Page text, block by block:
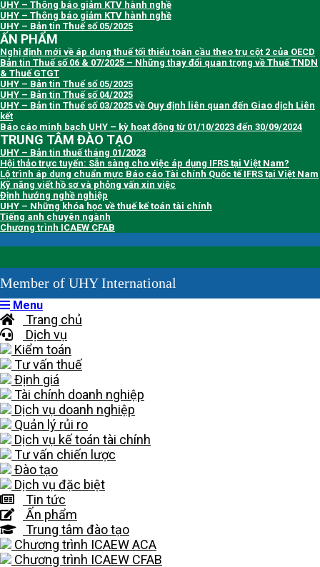
UHY – Thông báo giảm KTV hành nghề
UHY – Thông báo giảm KTV hành nghề
UHY – Bản tin Thuế số 05/2025
ẤN PHẨM
Nghị định mới về áp dụng thuế tối thiểu toàn cầu theo trụ cột 2 của OECD
Bản tin Thuế số 06 & 07/2025 – Những thay đổi quan trọng về Thuế TNDN
& Thuế GTGT
UHY – Bản tin Thuế số 05/2025
UHY – Bản tin Thuế số 04/2025
UHY – Bản tin Thuế số 03/2025 về Quy định liên quan đến Giao dịch Liên
kết
Báo cáo minh bạch UHY – kỳ hoạt động từ 01/10/2023 đến 30/09/2024
TRUNG TÂM ĐÀO TẠO
UHY – Bản tin thuế tháng 01/2023
Hội thảo trực tuyến: Sẵn sàng cho việc áp dụng IFRS tại Việt Nam?
Lộ trình áp dụng chuẩn mực Báo cáo Tài chính Quốc tế IFRS tại Việt Nam
Kỹ năng viết hồ sơ và phỏng vấn xin việc
Định hướng nghề nghiệp
UHY – Những khóa học về thuế kế toán tài chính
Tiếng anh chuyên ngành
Chương trình ICAEW CFAB
Member of UHY International
Menu
Trang chủ
Dịch vụ
Kiểm toán
Tư vấn thuế
Định giá
Tài chính doanh nghiệp
Dịch vụ doanh nghiệp
Quản lý rủi ro
Dịch vụ kế toán tài chính
Tư vấn chiến lược
Đào tạo
Dịch vụ đặc biệt
Tin tức
Ấn phẩm
Trung tâm đào tạo
Chương trình ICAEW ACA
Chương trình ICAEW CFAB